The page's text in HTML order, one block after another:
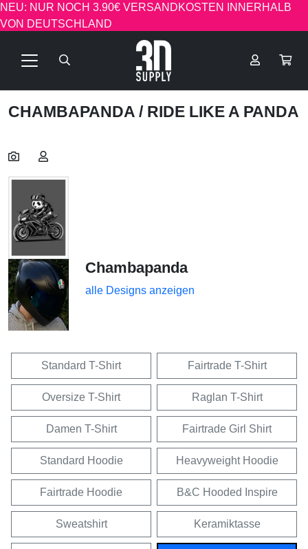
NEU: NUR NOCH 3.90€ VERSANDKOSTEN INNERHALB
VON DEUTSCHLAND
CHAMBAPANDA / RIDE LIKE A PANDA
Chambapanda
alle Designs anzeigen
Standard T-Shirt Fairtrade T-Shirt
Oversize T-Shirt Raglan T-Shirt
Damen T-Shirt Fairtrade Girl Shirt
Standard Hoodie Heavyweight Hoodie
Fairtrade Hoodie B&C Hooded Inspire
Sweatshirt Keramiktasse